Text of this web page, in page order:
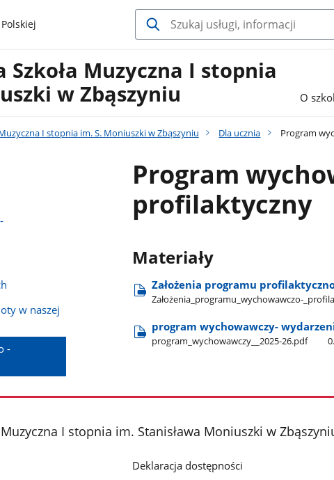
Szkoła Muzyczna I stopnia
w Zbąszyniu
O
I stopnia im. S. Moniuszki w Zbąszyniu Dla ucznia Program
w naszej
-
Program
profilaktyczny
Materiały
Założenia programu
Założenia​_programu​_wychowawczo-​
program wychowawczy-
program​_wychowawczy​_​_2025-26.pdf
I stopnia im. Stanisława Moniuszki w
Deklaracja dostępności